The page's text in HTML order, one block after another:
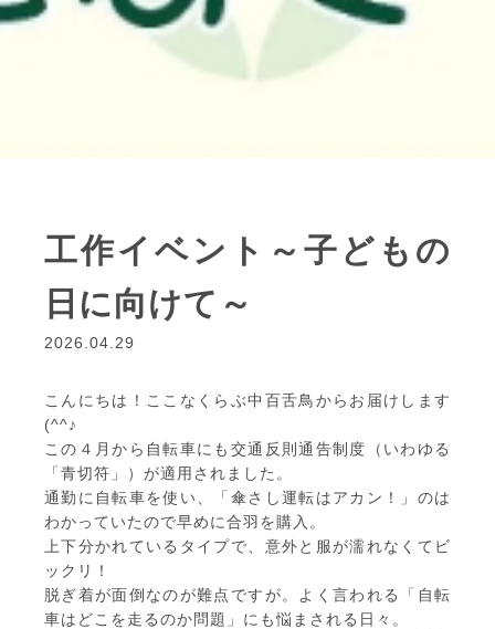
工作イベント～子どもの
日に向けて～
2026.04.29
こんにちは！ここなくらぶ中百舌鳥からお届けします
(^^♪
この４月から自転車にも交通反則通告制度（いわゆる
「青切符」）が適用されました。
通勤に自転車を使い、「傘さし運転はアカン！」のは
わかっていたので早めに合羽を購入。
上下分かれているタイプで、意外と服が濡れなくてビ
ックリ！
脱ぎ着が面倒なのが難点ですが。よく言われる「自転
車はどこを走るのか問題」にも悩まされる日々。